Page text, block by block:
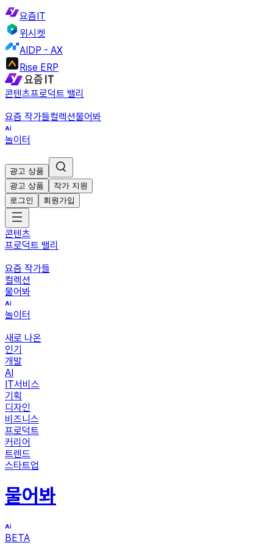
요즘IT
위시켓
AIDP - AX
Rise ERP
콘텐츠프로덕트 밸리
요즘 작가들컬렉션물어봐
놀이터
광고 상품
광고 상품
작가 지원
로그인
회원가입
콘텐츠
프로덕트 밸리
요즘 작가들
컬렉션
물어봐
놀이터
새로 나온
인기
개발
AI
IT서비스
기획
디자인
비즈니스
프로덕트
커리어
트렌드
스타트업
물어봐
BETA